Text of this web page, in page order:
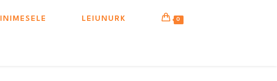
INIMESELE LEIUNURK 0